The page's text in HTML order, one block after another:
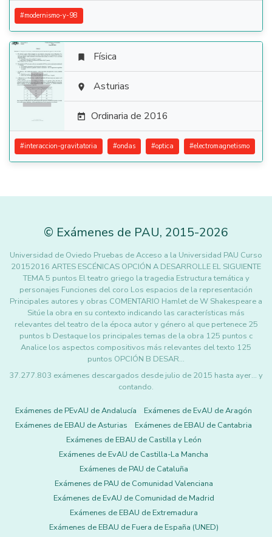
#modernismo-y-98

 Física
 Asturias
 Ordinaria de 2016
#interaccion-gravitatoria #ondas #optica #electromagnetismo
© Exámenes de PAU, 2015-2026
Universidad de Oviedo Pruebas de Acceso a la Universidad PAU Curso
20152016 ARTES ESCÉNICAS OPCIÓN A DESARROLLE EL SIGUIENTE
TEMA 5 puntos El teatro griego la tragedia Estructura temática y
personajes Funciones del coro Los espacios de la representación
Principales autores y obras COMENTARIO Hamlet de W Shakespeare a
Sitúe la obra en su contexto indicando las características más
relevantes del teatro de la época autor y género al que pertenece 25
puntos b Destaque los principales temas de la obra 125 puntos c
Analice los aspectos compositivos más relevantes del texto 125
puntos OPCIÓN B DESAR…
37.277.803 exámenes descargados desde julio de 2015 hasta ayer... y
contando.
Exámenes de PEvAU de Andalucía
Exámenes de EvAU de Aragón
Exámenes de EBAU de Asturias
Exámenes de EBAU de Cantabria
Exámenes de EBAU de Castilla y León
Exámenes de EvAU de Castilla-La Mancha
Exámenes de PAU de Cataluña
Exámenes de PAU de Comunidad Valenciana
Exámenes de EvAU de Comunidad de Madrid
Exámenes de EBAU de Extremadura
Exámenes de EBAU de Fuera de España (UNED)